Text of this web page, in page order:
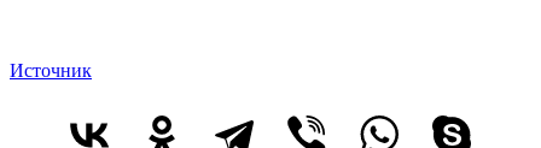
Источник